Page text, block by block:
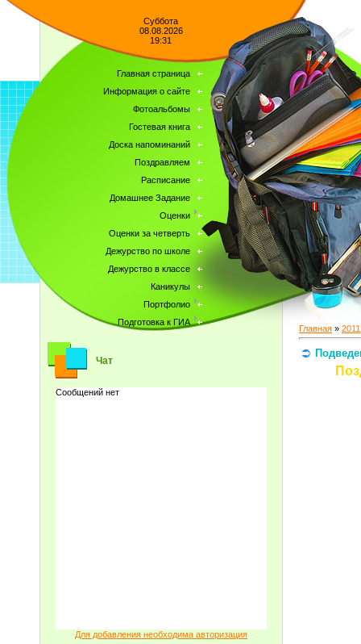
Суббота
08.08.2026
19:31
Главная страница
Информация о сайте
Фотоальбомы
Гостевая книга
Доска напоминаний
Поздравляем
Расписание
Домашнее Задание
Оценки
Оценки за четверть
Дежурство по школе
Дежурство в классе
Каникулы
Портфолио
Подготовка к ГИА
Чат
Для добавления необходима авторизация
Главная » 2011